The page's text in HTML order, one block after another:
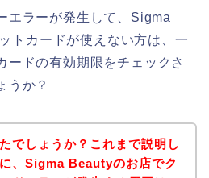
エラーが発生して、Sigma
トカードが使えない方は、一
ードの有効期限をチェックさ
うか？
でしょうか？これまで説明し
、Sigma Beautyのお店でク